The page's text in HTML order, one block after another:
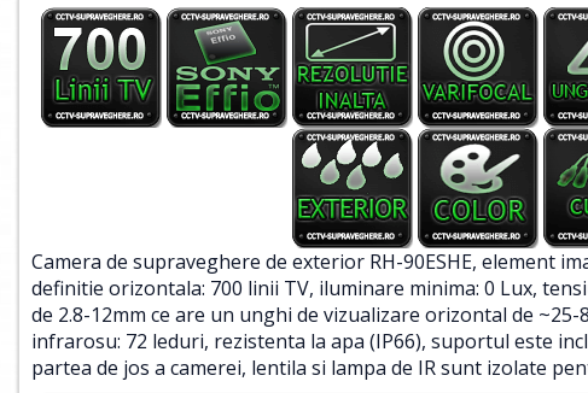
Camera de supraveghere de exterior RH-90ESHE, element
definitie orizontala: 700 linii TV, iluminare minima: 0 Lux,
de 2.8-12mm ce are un unghi de vizualizare orizontal de
infrarosu: 72 leduri, rezistenta la apa (IP66), suportul este
partea de jos a camerei, lentila si lampa de IR sunt izolate